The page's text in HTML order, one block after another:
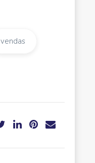
vendas